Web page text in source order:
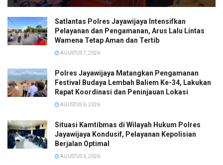
Satlantas Polres Jayawijaya Intensifkan
Pelayanan dan Pengamanan, Arus Lalu Lintas
Wamena Tetap Aman dan Tertib
AGUSTUS 7, 2026
Polres Jayawijaya Matangkan Pengamanan
Festival Budaya Lembah Baliem Ke-34, Lakukan
Rapat Koordinasi dan Peninjauan Lokasi
AGUSTUS 6, 2026
Situasi Kamtibmas di Wilayah Hukum Polres
Jayawijaya Kondusif, Pelayanan Kepolisian
Berjalan Optimal
AGUSTUS 6, 2026